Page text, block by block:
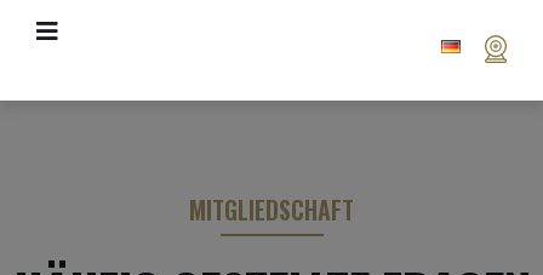
MITGLIEDSCHAFT